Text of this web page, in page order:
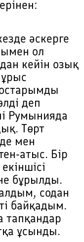
әскерге
ол
кейін озық
деп
Румынияда
Төрт
мен
атыс. Бір
бұрылды.
содан
байқадым.
тапқандар
ұсынды.